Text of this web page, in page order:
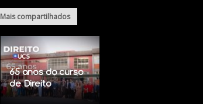
Mais compartilhados
65 anos do curso
de Direito